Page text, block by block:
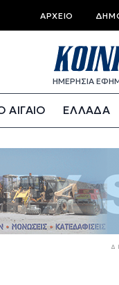
ΑΡΧΕΊΟ
ΗΜΕΡΗΣΙΑ
ΑΙΓΑΙΟ ΕΛΛΑΔΑ